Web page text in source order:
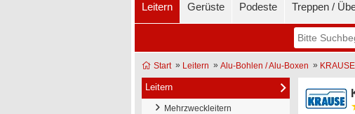
Leitern Gerüste Podeste Treppen /
Start» Leitern » Alu-Bohlen / Alu-Boxen »
Leitern
Mehrzweckleitern